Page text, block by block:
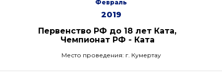
Февраль
2019
Первенство РФ до 18 лет Ката,
Чемпионат РФ - Ката
Место проведения: г. Кумертау